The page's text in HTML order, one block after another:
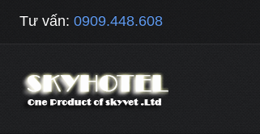
Tư vấn: 0909.448.608